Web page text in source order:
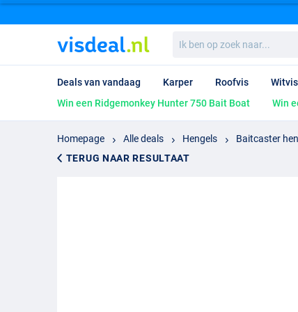
ben
op
naar...
Deals van vandaag Karper Roofvis Witvis
Win een Ridgemonkey Hunter 750 Bait Boat
Win
Homepage Alle deals Hengels Baitcaster
TERUG NAAR RESULTAAT